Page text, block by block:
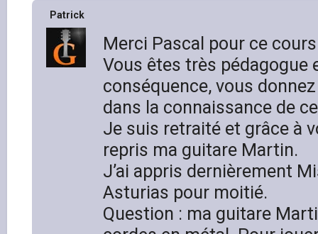
Patrick
Merci Pascal pour ce
Vous êtes très pédagogue
conséquence, vous
dans la connaissance de
Je suis retraité et grâce à
repris ma guitare Martin.
J’ai appris dernièrement
Asturias pour moitié.
Question : ma guitare